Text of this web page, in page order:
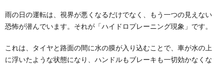
雨の日の運転は、視界が悪くなるだけでなく、もう一つの見えない
恐怖が潜んでいます。それが「ハイドロプレーニング現象」です。
これは、タイヤと路面の間に水の膜が入り込むことで、車が水の上
に浮いたような状態になり、ハンドルもブレーキも一切効かなくな